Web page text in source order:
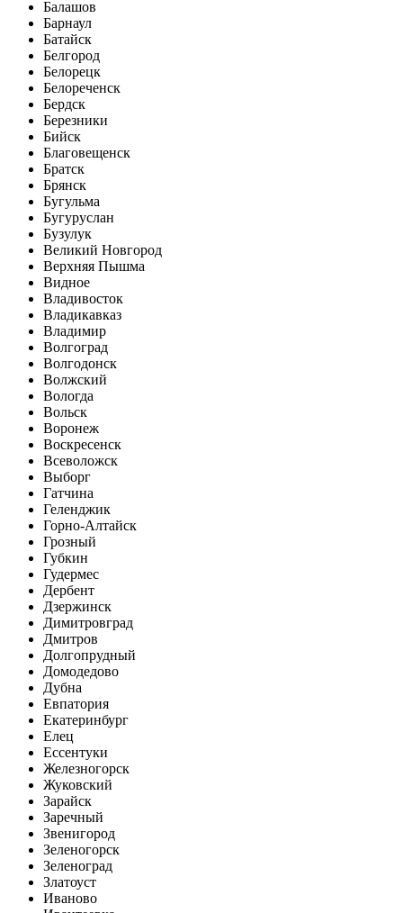
Балашов
Барнаул
Батайск
Белгород
Белорецк
Белореченск
Бердск
Березники
Бийск
Благовещенск
Братск
Брянск
Бугульма
Бугуруслан
Бузулук
Великий Новгород
Верхняя Пышма
Видное
Владивосток
Владикавказ
Владимир
Волгоград
Волгодонск
Волжский
Вологда
Вольск
Воронеж
Воскресенск
Всеволожск
Выборг
Гатчина
Геленджик
Горно-Алтайск
Грозный
Губкин
Гудермес
Дербент
Дзержинск
Димитровград
Дмитров
Долгопрудный
Домодедово
Дубна
Евпатория
Екатеринбург
Елец
Ессентуки
Железногорск
Жуковский
Зарайск
Заречный
Звенигород
Зеленогорск
Зеленоград
Златоуст
Иваново